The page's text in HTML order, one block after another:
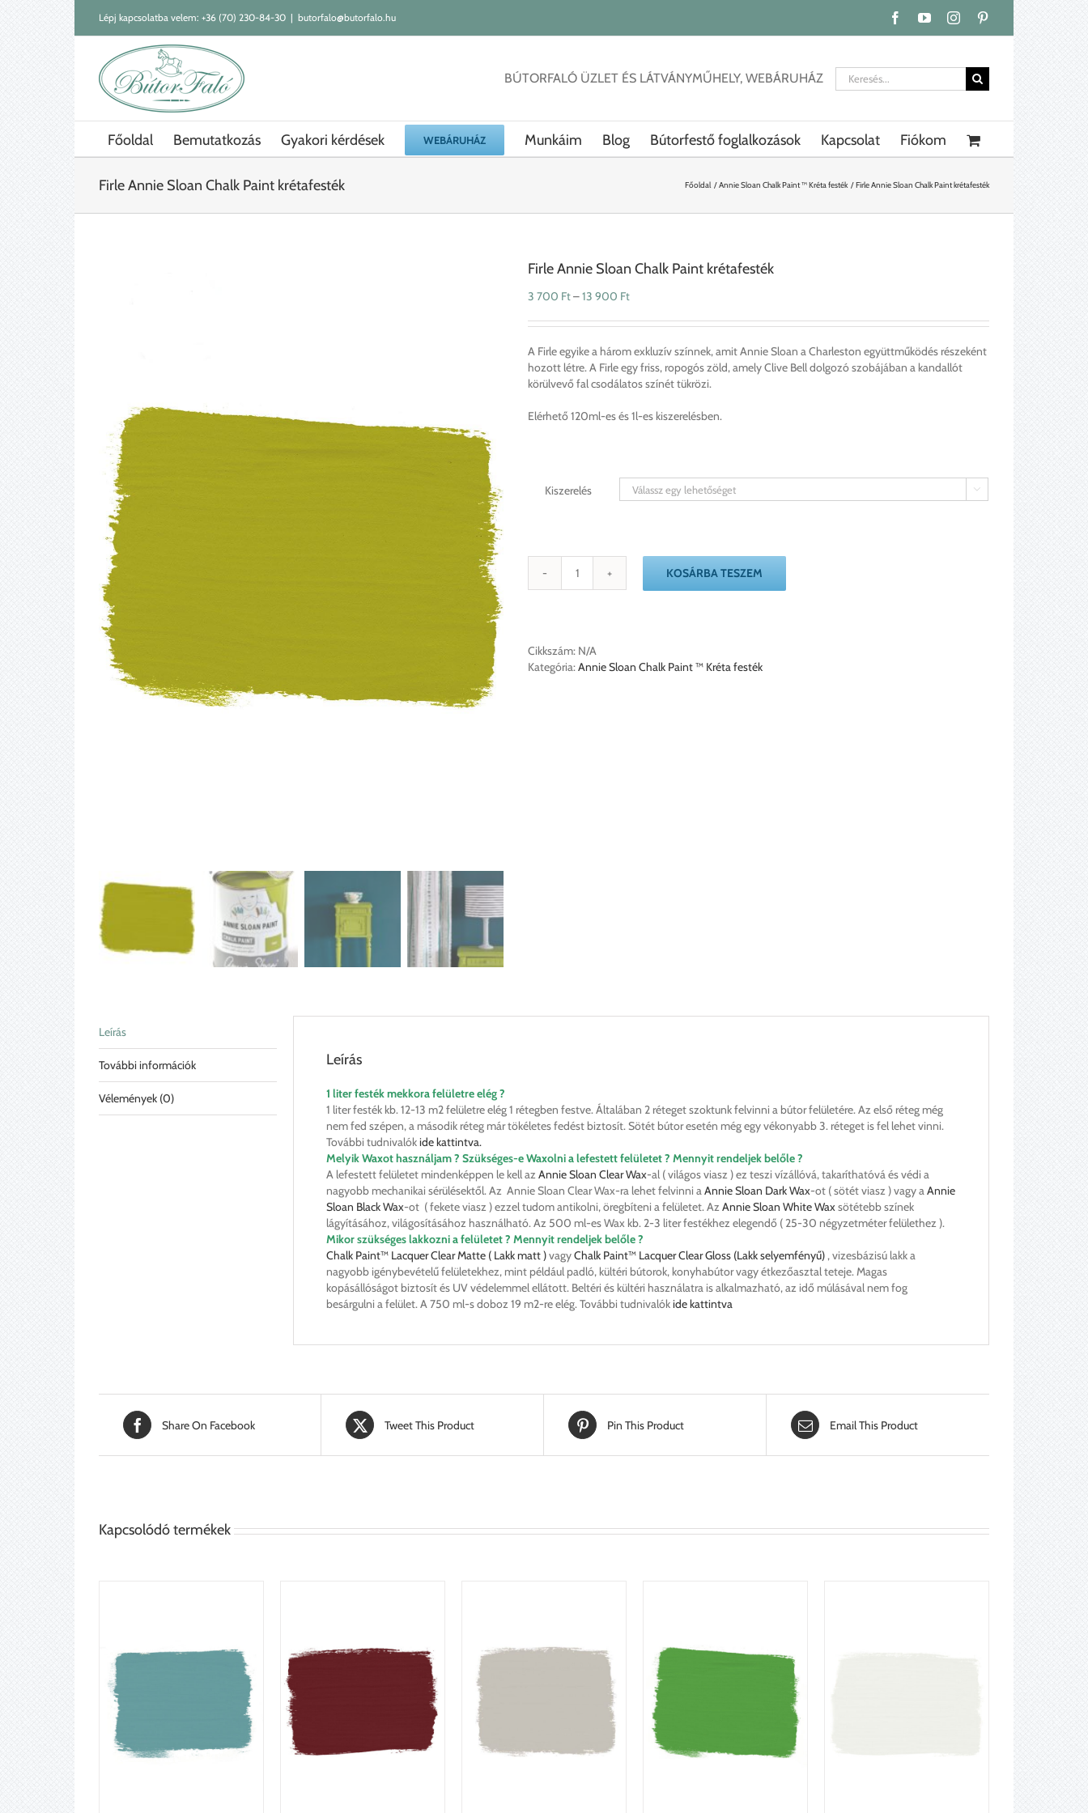
Lépj kapcsolatba velem: +36 (70) 230-84-30 | butorfalo@butorfalo.hu FacebookYouTubeInstagram
BÚTORFALÓ ÜZLET ÉS LÁTVÁNYMŰHELY, WEBÁRUHÁZ Keresés...
Főoldal Bemutatkozás Gyakori kérdések WEBÁRUHÁZ Munkáim Blog Bútorfestő foglalkozások Kapcsolat Fiókom
Firle Annie Sloan Chalk Paint krétafesték Főoldal Annie Sloan Chalk Paint ™ Kréta festék Firle Annie Sloan Chalk Paint krétafesték
Firle Annie Sloan Chalk Paint krétafesték
3 700 Ft–13 900 FtÁrtartomány:
700 Ft
13
900 Ft
A Firle egyike a három exkluzív színnek, amit Annie Sloan a Charleston együttműködés részeként
hozott létre. A Firle egy friss, ropogós zöld, amely Clive Bell dolgozó szobájában a kandallót
körülvevő fal csodálatos színét tükrözi.
Elérhető 120ml-es és 1l-es kiszerelésben.
Kiszerelés 
Firle
Paint
krétafesték
KOSÁRBA TESZEM
Cikkszám: N/A
Kategória:Annie Sloan Chalk Paint ™ Kréta festék
Leírás
További információk
Vélemények (0)
Leírás
1 liter festék mekkora felületre elég ?
1 liter festék kb. 12-13 m2 felületre elég 1 rétegben festve. Általában 2 réteget szoktunk felvinni a bútor felületére. Az első réteg még
nem fed szépen, a második réteg már tökéletes fedést biztosít. Sötét bútor esetén még egy vékonyabb 3. réteget is fel lehet vinni.
További tudnivalókide kattintva.
Melyik Waxot használjam ? Szükséges-e Waxolni a lefestett felületet ? Mennyit rendeljek belőle ?
A lefestett felületet mindenképpen le kell azAnnie Sloan Clear Wax-al ( világos viasz ) ez teszi vízállóvá, takaríthatóvá és védi a
nagyobb mechanikai sérülésektől. Az Annie Sloan Clear Wax-ra lehet felvinni aAnnie Sloan Dark Wax-ot ( sötét viasz ) vagy aAnnie
Sloan Black Wax-ot ( fekete viasz ) ezzel tudom antikolni, öregbíteni a felületet. AzAnnie Sloan White Waxsötétebb színek
lágyításához, világosításához használható. Az 500 ml-es Wax kb. 2-3 liter festékhez elegendő ( 25-30 négyzetméter felülethez ).
Mikor szükséges lakkozni a felületet ? Mennyit rendeljek belőle ?
Chalk Paint™ Lacquer Clear Matte ( Lakk matt )vagyChalk Paint™ Lacquer Clear Gloss (Lakk selyemfényű), vizesbázisú lakk a
nagyobb igénybevételű felületekhez, mint például padló, kültéri bútorok, konyhabútor vagy étkezőasztal teteje. Magas
kopásállóságot biztosít és UV védelemmel ellátott. Beltéri és kültéri használatra is alkalmazható, az idő múlásával nem fog
besárgulni a felület. A 750 ml-s doboz 19 m2-re elég. További tudnivalókide kattintva
Share On Facebook Tweet This Product Pin This Product Email This Product
Kapcsolódó termékek